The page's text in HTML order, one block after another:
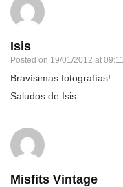
Isis
Posted on 19/01/2012 at 09:11
Bravísimas fotografías!
Saludos de Isis
Misfits Vintage